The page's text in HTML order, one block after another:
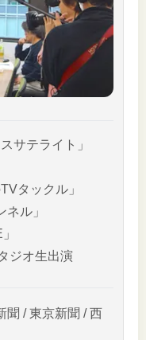
サテライト」
タックル」
ネル」
ジオ生出演
聞 / 東京新聞 / 西